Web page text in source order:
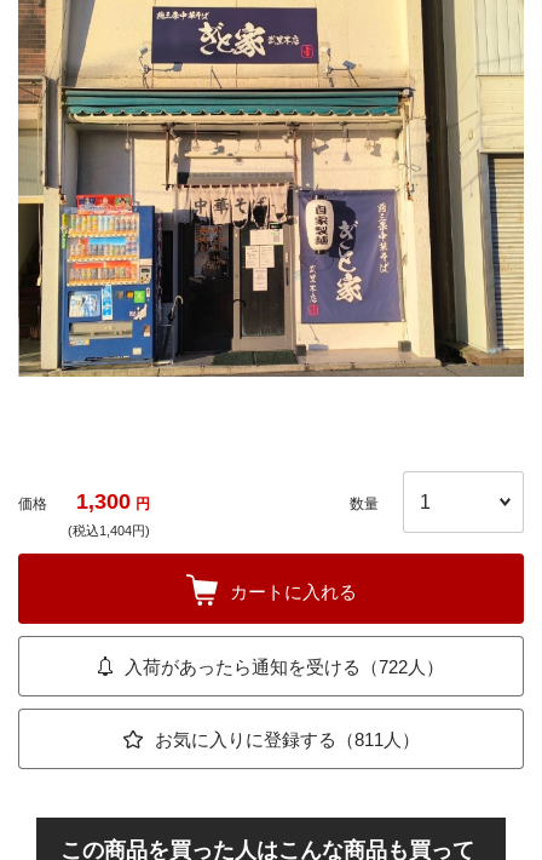
価格 1,300 円
(税込1,404円)
数量
カートに入れる
入荷があったら通知を受ける（722人）
お気に入りに登録する（811人）
この商品を買った人はこんな商品も買って